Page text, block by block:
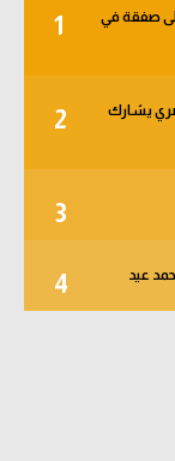
1
صفقة في
2
32.. والثلاثي المصري يشارك
3
4 عيد